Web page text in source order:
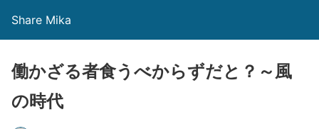
Share Mika
働かざる者食うべからずだと？～風
の時代